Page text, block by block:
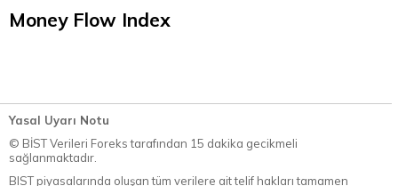
Money Flow Index
Yasal Uyarı Notu
© BİST Verileri Foreks tarafından 15 dakika gecikmeli
sağlanmaktadır.
BIST piyasalarında oluşan tüm verilere ait telif hakları tamamen